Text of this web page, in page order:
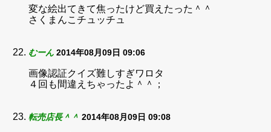
変な絵出てきて焦ったけど買えたった＾＾
さくまんこチュッチュ
むーん 2014年08月09日 09:06
画像認証クイズ難しすぎワロタ
４回も間違えちゃったよ＾＾；
転売店長＾＾ 2014年08月09日 09:08